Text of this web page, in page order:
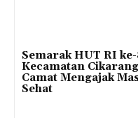
Semarak HUT RI ke-
Kecamatan
Camat Mengajak
Sehat